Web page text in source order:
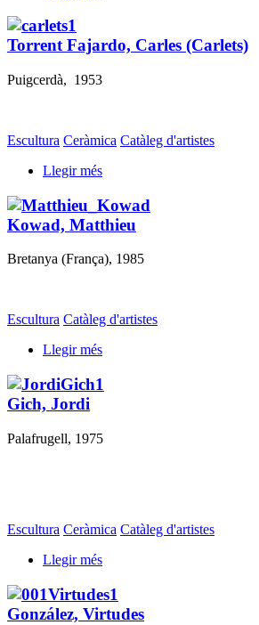
Torrent Fajardo, Carles (Carlets)
Puigcerdà, 1953
Escultura Ceràmica Catàleg d'artistes
Llegir més
Kowad, Matthieu
Bretanya (França), 1985
Escultura Catàleg d'artistes
Llegir més
Gich, Jordi
Palafrugell, 1975
Escultura Ceràmica Catàleg d'artistes
Llegir més
González, Virtudes